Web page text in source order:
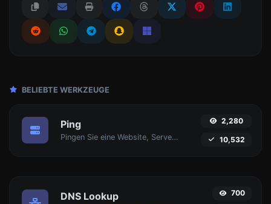
BELIEBTE WERKZEUGE
Ping
Pingen Sie eine Website, Server oder Port an.
2,280
10,532
DNS Lookup 700